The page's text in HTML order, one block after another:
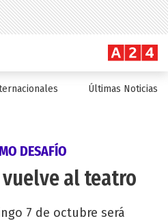
Últimas Noticias
DESAFÍO
vuelve al teatro
7 de octubre será